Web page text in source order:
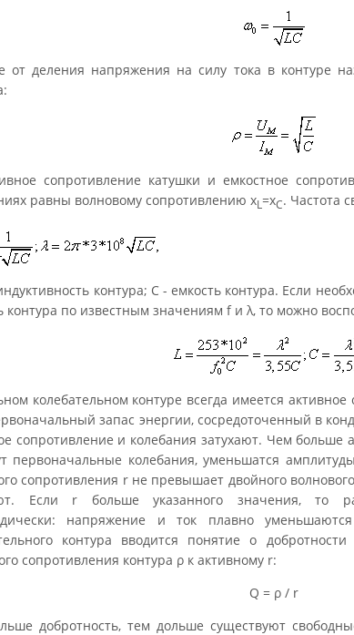
от деления напряжения на силу тока в контуре
сопротивление катушки и емкостное
равны волновому сопротивлению xL =xC. Частота
контура; С - емкость контура. Если
контура по известным значениям f и λ, то можно
колебательном контуре всегда имеется
запас энергии, сосредоточенный в
сопротивление и колебания затухают. Чем больше
первоначальные колебания, уменьшатся
сопротивления r не превышает двойного
Если r больше указанного значения, то
напряжение и ток плавно
контура вводится понятие о
сопротивления контура ρ к активному r:
Q = ρ / r
добротность, тем дольше существуют